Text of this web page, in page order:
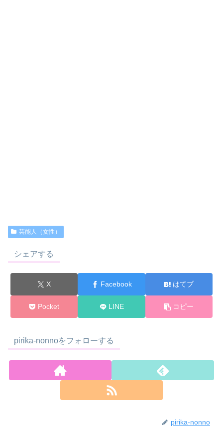
芸能人（女性）
シェアする
X Facebook はてブ
Pocket LINE コピー
pirika-nonnoをフォローする
pirika-nonno